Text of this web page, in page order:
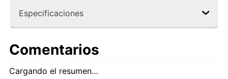
Especificaciones
Comentarios
Cargando el resumen…